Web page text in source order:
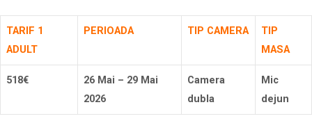
TARIF 1
ADULT
PERIOADA TIP CAMERA
TIP
MASA
518€
26 Mai – 29 Mai
2026
Camera
dubla
Mic
dejun